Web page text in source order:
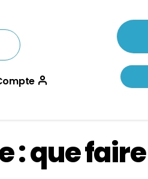
: que faire